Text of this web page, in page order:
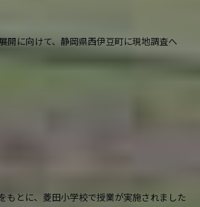
開に向けて、静岡県西伊豆町に現地調査へ
もとに、菱田小学校で授業が実施されました